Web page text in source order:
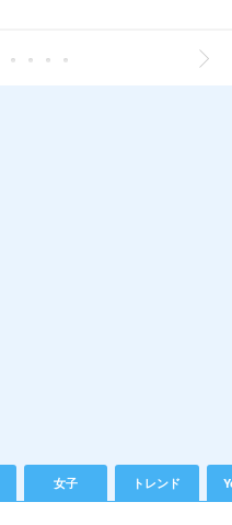
女子 トレンド